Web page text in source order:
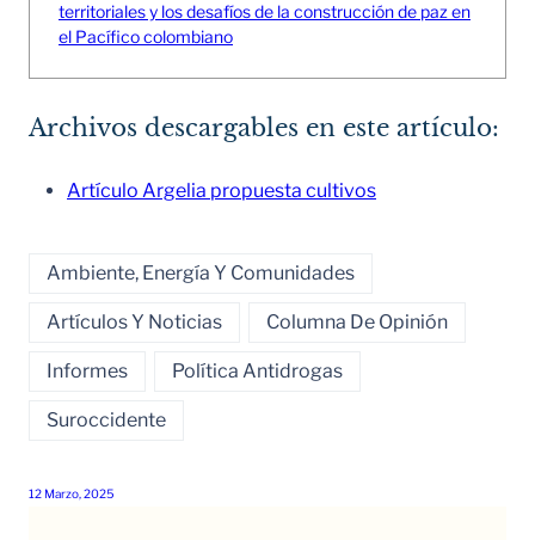
territoriales y los desafíos de la construcción de paz en
el Pacífico colombiano
Archivos descargables en este artículo:
Artículo Argelia propuesta cultivos
Ambiente, Energía Y Comunidades
Artículos Y Noticias Columna De Opinión
Informes Política Antidrogas
Suroccidente
12 Marzo, 2025